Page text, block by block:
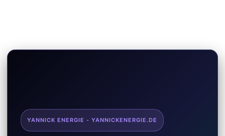
YANNICK ENERGIE - YANNICKENERGIE.DE